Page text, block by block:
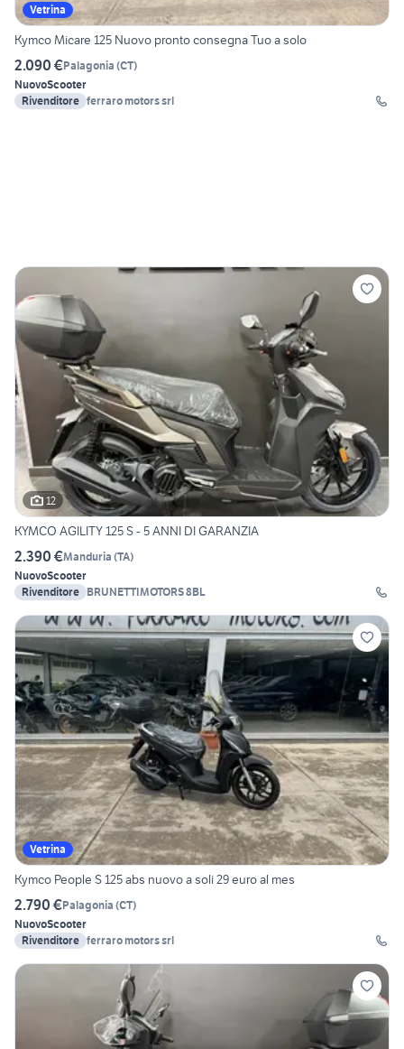
Vetrina
Kymco Micare 125 Nuovo pronto consegna Tuo a solo
2.090 €Palagonia (CT)
NuovoScooter
Rivenditore ferraro motors srl
12
KYMCO AGILITY 125 S - 5 ANNI DI GARANZIA
2.390 €Manduria (TA)
NuovoScooter
Rivenditore BRUNETTIMOTORS 8BL
Vetrina
Kymco People S 125 abs nuovo a soli 29 euro al mes
2.790 €Palagonia (CT)
NuovoScooter
Rivenditore ferraro motors srl